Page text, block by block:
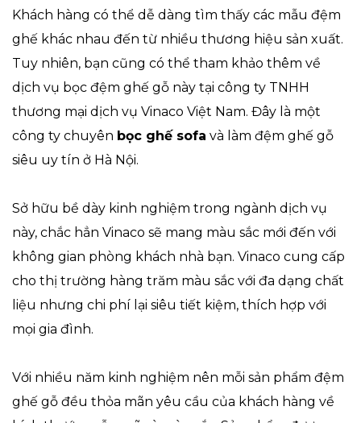
Khách hàng có thể dễ dàng tìm thấy các mẫu đệm
ghế khác nhau đến từ nhiều thương hiệu sản xuất.
Tuy nhiên, bạn cũng có thể tham khảo thêm về
dịch vụ bọc đệm ghế gỗ này tại công ty TNHH
thương mại dịch vụ Vinaco Việt Nam. Đây là một
công ty chuyên bọc ghế sofa và làm đệm ghế gỗ
siêu uy tín ở Hà Nội.
Sở hữu bề dày kinh nghiệm trong ngành dịch vụ
này, chắc hẳn Vinaco sẽ mang màu sắc mới đến với
không gian phòng khách nhà bạn. Vinaco cung cấp
cho thị trường hàng trăm màu sắc với đa dạng chất
liệu nhưng chi phí lại siêu tiết kiệm, thích hợp với
mọi gia đình.
Với nhiều năm kinh nghiệm nên mỗi sản phẩm đệm
ghế gỗ đều thỏa mãn yêu cầu của khách hàng về